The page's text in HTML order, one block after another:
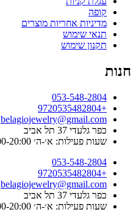
קופה
מדיניות אחריות מוצרים
תנאי שימוש
תקנון שימוש
חנות
053-548-2804
+9720535482804
belagiojewelry@gmail.com
כפר גלעדי 37 תל אביב
שעות פעילות: א׳-ה׳ 09:00-20:00 ו׳ וערבי חג 9:00-15:00
053-548-2804
+9720535482804
belagiojewelry@gmail.com
כפר גלעדי 37 תל אביב
שעות פעילות: א׳-ה׳ 09:00-20:00 ו׳ וערבי חג 9:00-15:00